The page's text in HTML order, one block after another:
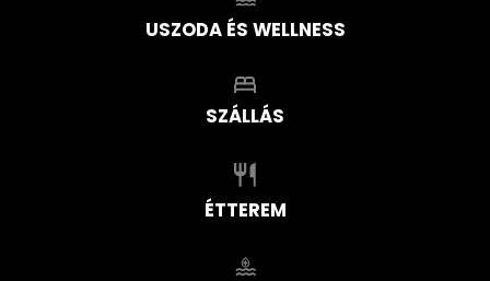
USZODA ÉS WELLNESS
SZÁLLÁS
ÉTTEREM